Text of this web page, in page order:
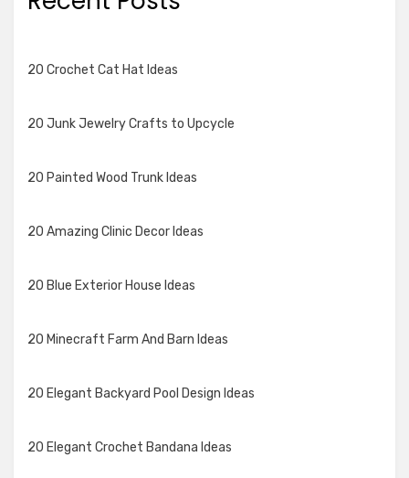
20 Crochet Cat Hat Ideas
20 Junk Jewelry Crafts to Upcycle
20 Painted Wood Trunk Ideas
20 Amazing Clinic Decor Ideas
20 Blue Exterior House Ideas
20 Minecraft Farm And Barn Ideas
20 Elegant Backyard Pool Design Ideas
20 Elegant Crochet Bandana Ideas